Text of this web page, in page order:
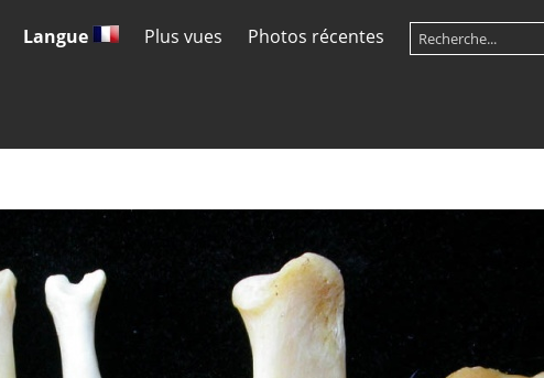
Langue Plus vues Photos récentes